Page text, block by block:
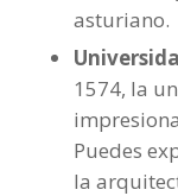
asturiano.
1574, la
Puedes
la